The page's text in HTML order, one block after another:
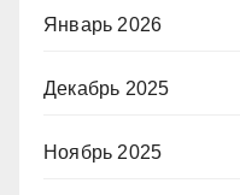
Январь 2026
Декабрь 2025
Ноябрь 2025